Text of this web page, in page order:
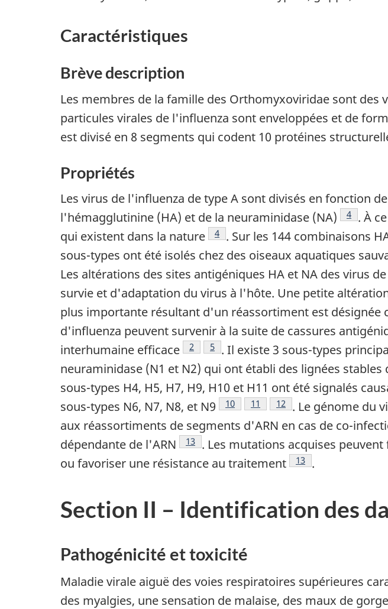
Caractéristiques
Brève description
Les membres de la famille des Orthomyxoviridae sont des
particules virales de l'influenza sont enveloppées et de
est divisé en 8 segments qui codent 10 protéines
Propriétés
Les virus de l'influenza de type A sont divisés en fonction
l'hémagglutinine (HA) et de la neuraminidase (NA)
Note de
4 . À
qui existent dans la nature
Note de bas de page
4 . Sur les 144 combinaisons
sous-types ont été isolés chez des oiseaux aquatiques
Les altérations des sites antigéniques HA et NA des virus
survie et d'adaptation du virus à l'hôte. Une petite
plus importante résultant d'un réassortiment est désignée
d'influenza peuvent survenir à la suite de cassures
interhumaine efficace
Note de bas de page
2 Note de bas de page
5 . Il existe 3 sous-types
neuraminidase (N1 et N2) qui ont établi des lignées
sous-types H4, H5, H7, H9, H10 et H11 ont été signalés
sous-types N6, N7, N8, et N9
Note de bas de page
10 Note de bas de page
11 Note de bas de page
12
. Le génome du
aux réassortiments de segments d'ARN en cas de co-
dépendante de l'ARN
Note de bas de page
13 . Les mutations acquises
ou favoriser une résistance au traitement
Note de bas de page
13 .
Section II – Identification des
Pathogénicité et toxicité
Maladie virale aiguë des voies respiratoires supérieures
des myalgies, une sensation de malaise, des maux de